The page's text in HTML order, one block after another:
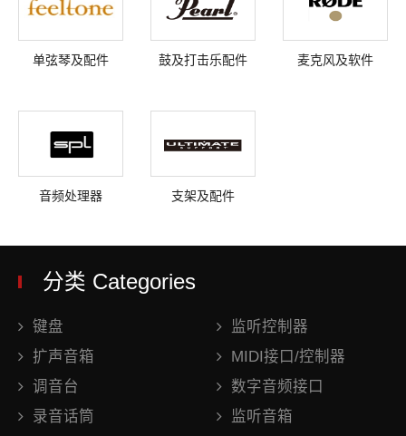
单弦琴及配件 鼓及打击乐配件 麦克风及软件
音频处理器 支架及配件
分类 Categories
键盘
监听控制器
扩声音箱
MIDI接口/控制器
调音台
数字音频接口
录音话筒
监听音箱